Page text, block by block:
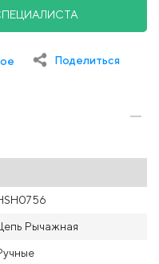
Поделиться
Рычажная